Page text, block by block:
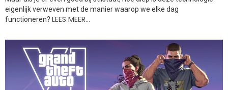
eigenlijk verweven met de manier waarop we elke dag
functioneren? LEES MEER…